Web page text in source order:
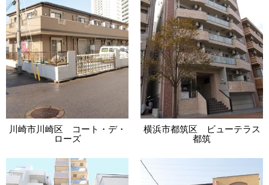
川崎市川崎区 コート・デ・
ローズ
横浜市都筑区 ビューテラス
都筑